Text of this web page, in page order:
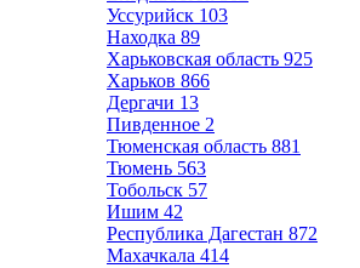
Уссурийск 103
Находка 89
Харьковская область 925
Харьков 866
Дергачи 13
Пивденное 2
Тюменская область 881
Тюмень 563
Тобольск 57
Ишим 42
Республика Дагестан 872
Махачкала 414